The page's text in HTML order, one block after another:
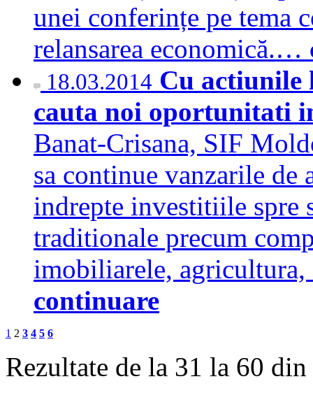
unei conferințe pe
relansarea economică.…
18.03.2014 Cu actiunile
cauta noi oportunitati
Banat-Crisana, SIF
sa continue vanzarile de
indrepte investitiile spre
traditionale precum
imobiliarele,
continuare
1 2 3 4 5 6
Rezultate de la 31 la 60